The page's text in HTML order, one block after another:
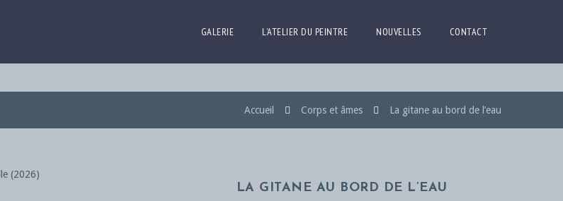
GALERIE L’ATELIER DU PEINTRE NOUVELLES CONTACT
Accueil Corps et âmes La gitane au bord de l’eau
LA GITANE AU BORD DE L’EAU